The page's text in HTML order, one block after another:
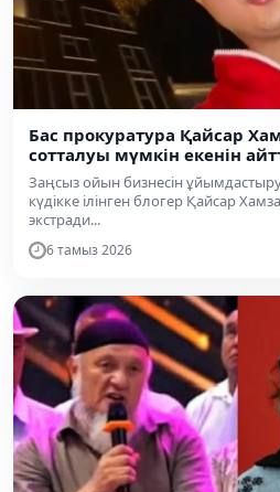
Бас прокуратура Қайсар
сотталуы мүмкін екенін
Заңсыз ойын бизнесін
күдікке ілінген блогер Қайсар
экстради...
6 тамыз 2026